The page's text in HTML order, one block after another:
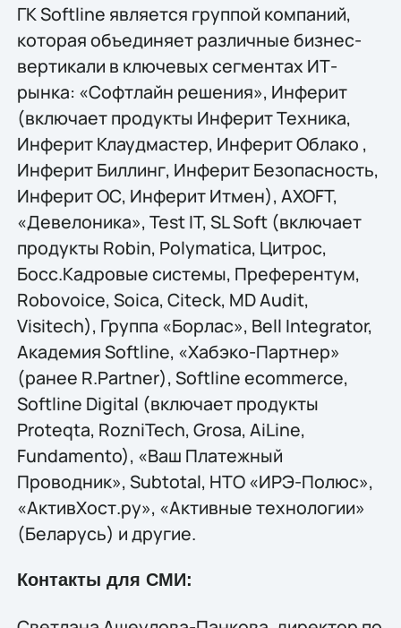
ГК Softline является группой компаний,
которая объединяет различные бизнес-
вертикали в ключевых сегментах ИТ-
рынка: «Софтлайн решения», Инферит
(включает продукты Инферит Техника,
Инферит Клаудмастер, Инферит Облако ,
Инферит Биллинг, Инферит Безопасность,
Инферит ОС, Инферит Итмен), AХОFT,
«Девелоника», Test IT, SL Soft (включает
продукты Robin, Polymatica, Цитрос,
Босс.Кадровые системы, Преферентум,
Robovoice, Soica, Citeck, MD Audit,
Visitech), Группа «Борлас», Bell Integrator,
Академия Softline, «Хабэко-Партнер»
(ранее R.Partner), Softline ecommerce,
Softline Digital (включает продукты
Proteqta, RozniTech, Grosa, AiLine,
Fundamento), «Ваш Платежный
Проводник», Subtotal, НТО «ИРЭ-Полюс»,
«АктивХост.ру», «Активные технологии»
(Беларусь) и другие.
Контакты для СМИ: